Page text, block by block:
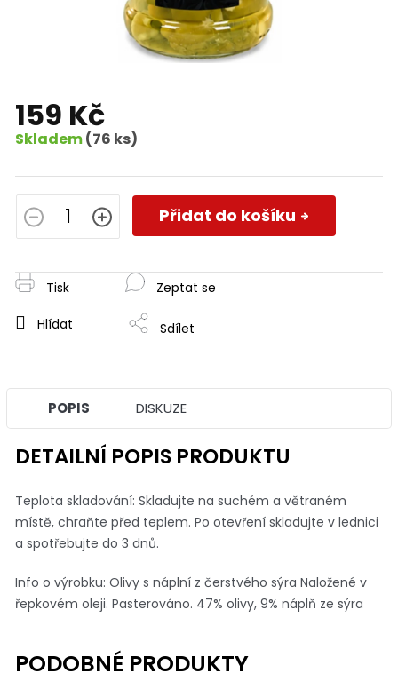
159 Kč
Skladem(76 ks)
Měrná
cena:
Přidat do košíku
Tisk Zeptat se
Hlídat Sdílet
POPIS DISKUZE
DETAILNÍ POPIS PRODUKTU
Teplota skladování: Skladujte na suchém a větraném
místě, chraňte před teplem. Po otevření skladujte v lednici
a spotřebujte do 3 dnů.
Info o výrobku: Olivy s náplní z čerstvého sýra Naložené v
řepkovém oleji. Pasterováno. 47% olivy, 9% náplň ze sýra